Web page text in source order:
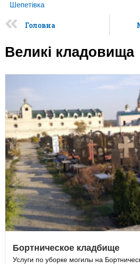
Шепетівка
Головна
Великі кладовища
Бортническое кладбище
Услуги по уборке могилы на